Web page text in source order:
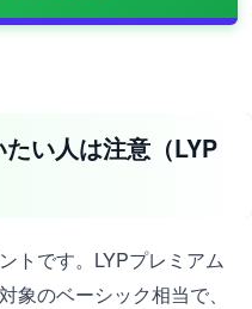
い人は注意（LYP
トです。LYPプレミアム
象のベーシック相当で、